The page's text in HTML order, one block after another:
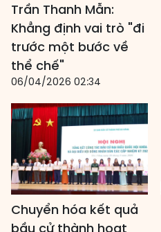
Trần Thanh Mẫn:
Khẳng định vai trò "đi
trước một bước về
thể chế"
06/04/2026 02:34
Chuyển hóa kết quả
bầu cử thành hoạt